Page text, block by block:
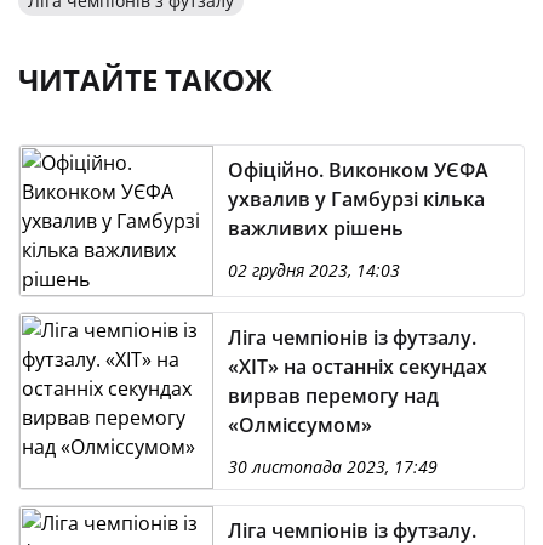
ЧИТАЙТЕ ТАКОЖ
Офіційно. Виконком УЄФА
ухвалив у Гамбурзі кілька
важливих рішень
02 грудня 2023, 14:03
Ліга чемпіонів із футзалу.
«ХІТ» на останніх секундах
вирвав перемогу над
«Олміссумом»
30 листопада 2023, 17:49
Ліга чемпіонів із футзалу.